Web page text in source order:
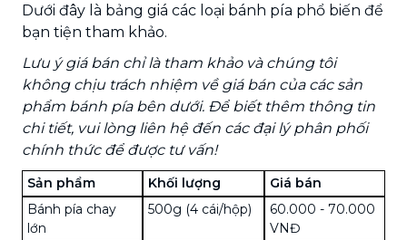
Dưới đây là bảng giá các loại bánh pía phổ biến để
bạn tiện tham khảo.
Lưu ý giá bán chỉ là tham khảo và chúng tôi
không chịu trách nhiệm về giá bán của các sản
phẩm bánh pía bên dưới. Để biết thêm thông tin
chi tiết, vui lòng liên hệ đến các đại lý phân phối
chính thức để được tư vấn!
Sản phẩm Khối lượng
Giá bán
Bánh pía chay
lớn
500g (4 cái/hộp)
60.000 - 70.000
VNĐ